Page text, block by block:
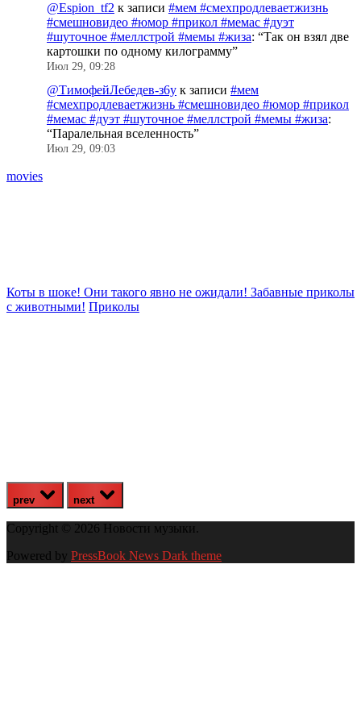
@Espion_tf2 к записи #мем #смехпродлеваетжизнь
#смешновидео #юмор #прикол #мемас #дуэт
#шуточное #меллстрой #мемы #жиза: “Так он взял две
картошки по одному килограмму”
Июл 29, 09:28
@ТимофейЛебедев-з6у к записи #мем
#смехпродлеваетжизнь #смешновидео #юмор #прикол
#мемас #дуэт #шуточное #меллстрой #мемы #жиза:
“Паралельная вселенность”
Июл 29, 09:03
movies
Коты в шоке! Они такого явно не ожидали! Забавные приколы
с животными! Приколы
prev next
Copyright © 2026 Новости музыки.
Powered by PressBook News Dark theme